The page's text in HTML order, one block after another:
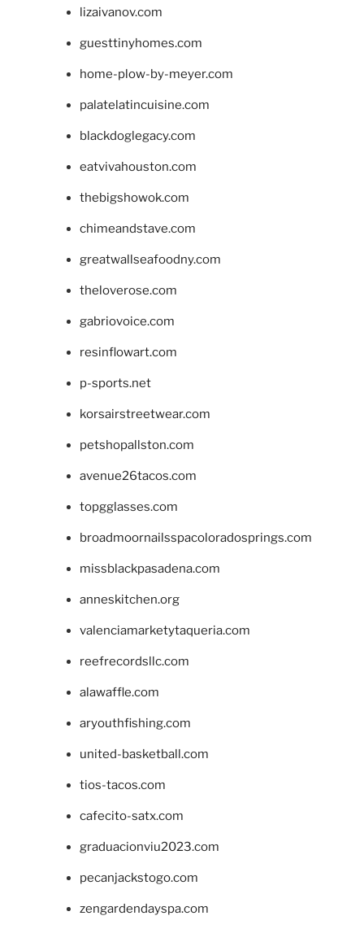
lizaivanov.com
guesttinyhomes.com
home-plow-by-meyer.com
palatelatincuisine.com
blackdoglegacy.com
eatvivahouston.com
thebigshowok.com
chimeandstave.com
greatwallseafoodny.com
theloverose.com
gabriovoice.com
resinflowart.com
p-sports.net
korsairstreetwear.com
petshopallston.com
avenue26tacos.com
topgglasses.com
broadmoornailsspacoloradosprings.com
missblackpasadena.com
anneskitchen.org
valenciamarketytaqueria.com
reefrecordsllc.com
alawaffle.com
aryouthfishing.com
united-basketball.com
tios-tacos.com
cafecito-satx.com
graduacionviu2023.com
pecanjackstogo.com
zengardendayspa.com